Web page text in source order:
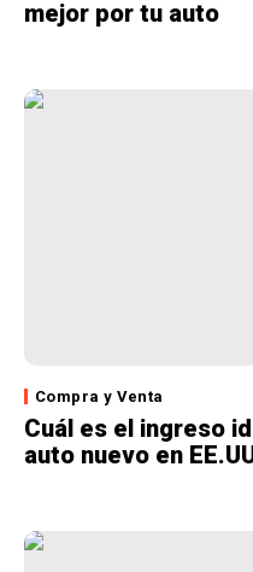
mejor por tu auto
Compra y Venta
Cuál es el ingreso
auto nuevo en